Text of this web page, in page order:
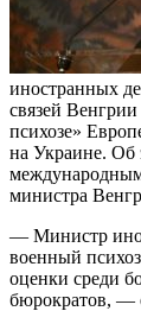
иностранных
связей
психозе»
на Украине. Об
министра
— Министр
военный
оценки среди
бюрократов, —